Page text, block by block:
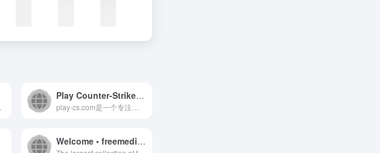
Play Counter-Strike 1.6 online free without downloading at PLAY-CS.COM
Welcome • freemediaheckyeah